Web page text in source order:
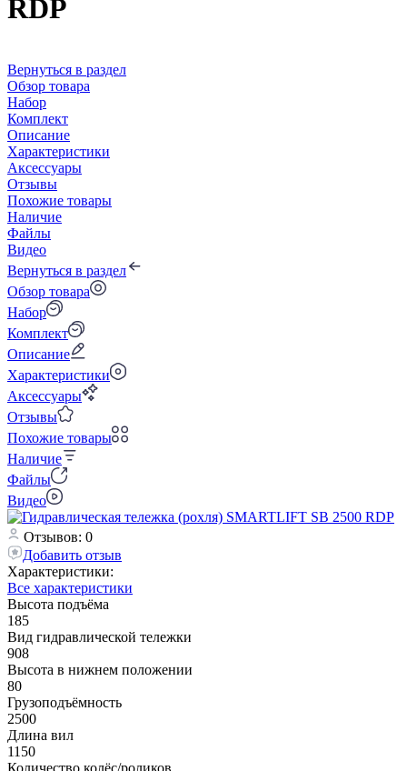
RDP
Вернуться в раздел
Обзор товара
Набор
Комплект
Описание
Характеристики
Аксессуары
Отзывы
Похожие товары
Наличие
Файлы
Видео
Вернуться в раздел
Обзор товара
Набор
Комплект
Описание
Характеристики
Аксессуары
Отзывы
Похожие товары
Наличие
Файлы
Видео
Отзывов: 0
Добавить отзыв
Характеристики:
Все характеристики
Высота подъёма
185
Вид гидравлической тележки
908
Высота в нижнем положении
80
Грузоподъёмность
2500
Длина вил
1150
Количество колёс/роликов